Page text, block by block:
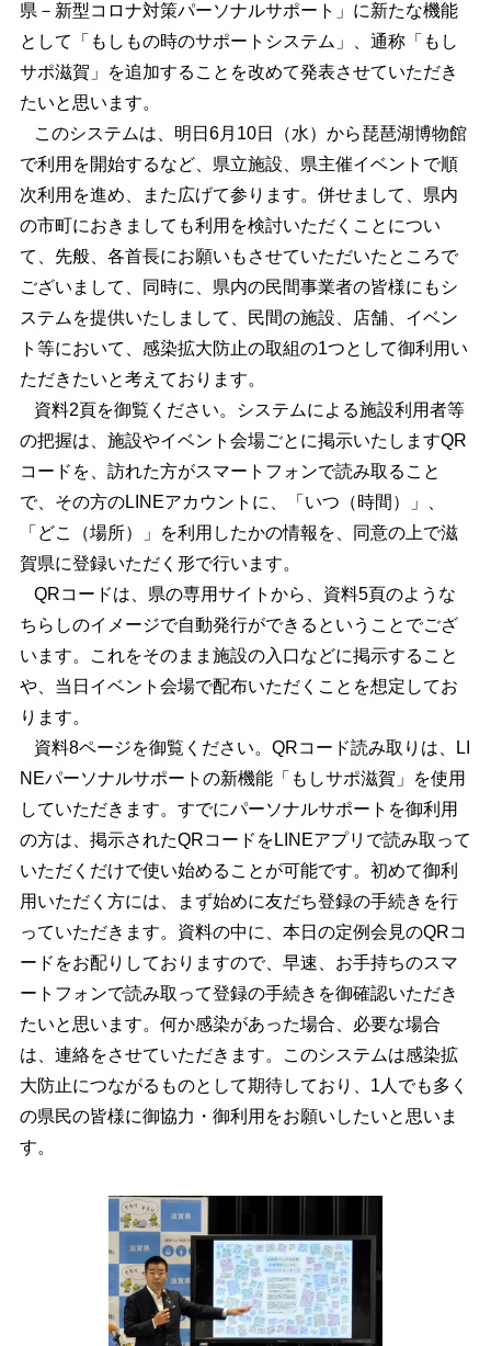
県－新型コロナ対策パーソナルサポート」に新たな機能
として「もしもの時のサポートシステム」、通称「もし
サポ滋賀」を追加することを改めて発表させていただき
たいと思います。
このシステムは、明日6月10日（水）から琵琶湖博物館
で利用を開始するなど、県立施設、県主催イベントで順
次利用を進め、また広げて参ります。併せまして、県内
の市町におきましても利用を検討いただくことについ
て、先般、各首長にお願いもさせていただいたところで
ございまして、同時に、県内の民間事業者の皆様にもシ
ステムを提供いたしまして、民間の施設、店舗、イベン
ト等において、感染拡大防止の取組の1つとして御利用い
ただきたいと考えております。
資料2頁を御覧ください。システムによる施設利用者等
の把握は、施設やイベント会場ごとに掲示いたしますQR
コードを、訪れた方がスマートフォンで読み取ること
で、その方のLINEアカウントに、「いつ（時間）」、
「どこ（場所）」を利用したかの情報を、同意の上で滋
賀県に登録いただく形で行います。
QRコードは、県の専用サイトから、資料5頁のような
ちらしのイメージで自動発行ができるということでござ
います。これをそのまま施設の入口などに掲示すること
や、当日イベント会場で配布いただくことを想定してお
ります。
資料8ページを御覧ください。QRコード読み取りは、LI
NEパーソナルサポートの新機能「もしサポ滋賀」を使用
していただきます。すでにパーソナルサポートを御利用
の方は、掲示されたQRコードをLINEアプリで読み取って
いただくだけで使い始めることが可能です。初めて御利
用いただく方には、まず始めに友だち登録の手続きを行
っていただきます。資料の中に、本日の定例会見のQRコ
ードをお配りしておりますので、早速、お手持ちのスマ
ートフォンで読み取って登録の手続きを御確認いただき
たいと思います。何か感染があった場合、必要な場合
は、連絡をさせていただきます。このシステムは感染拡
大防止につながるものとして期待しており、1人でも多く
の県民の皆様に御協力・御利用をお願いしたいと思いま
す。